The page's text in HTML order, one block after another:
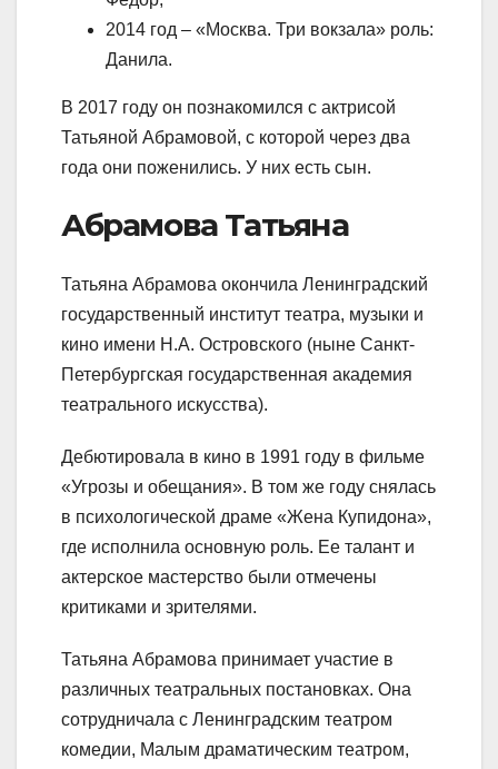
2014 год – «Москва. Три вокзала» роль:
Данила.
В 2017 году он познакомился с актрисой
Татьяной Абрамовой, с которой через два
года они поженились. У них есть сын.
Абрамова Татьяна
Татьяна Абрамова окончила Ленинградский
государственный институт театра, музыки и
кино имени Н.А. Островского (ныне Санкт-
Петербургская государственная академия
театрального искусства).
Дебютировала в кино в 1991 году в фильме
«Угрозы и обещания». В том же году снялась
в психологической драме «Жена Купидона»,
где исполнила основную роль. Ее талант и
актерское мастерство были отмечены
критиками и зрителями.
Татьяна Абрамова принимает участие в
различных театральных постановках. Она
сотрудничала с Ленинградским театром
комедии, Малым драматическим театром,